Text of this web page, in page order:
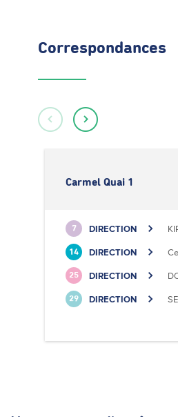
Correspondances
Carmel Quai 1
7 DIRECTION
14 DIRECTION
25 DIRECTION
29 DIRECTION